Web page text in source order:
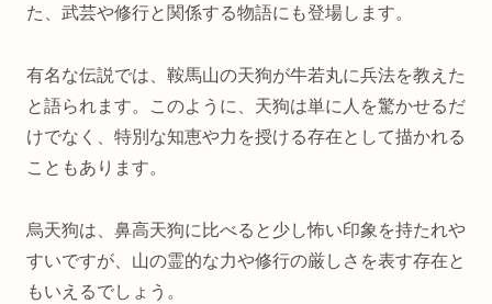
た、武芸や修行と関係する物語にも登場します。
有名な伝説では、鞍馬山の天狗が牛若丸に兵法を教えた
と語られます。このように、天狗は単に人を驚かせるだ
けでなく、特別な知恵や力を授ける存在として描かれる
こともあります。
烏天狗は、鼻高天狗に比べると少し怖い印象を持たれや
すいですが、山の霊的な力や修行の厳しさを表す存在と
もいえるでしょう。